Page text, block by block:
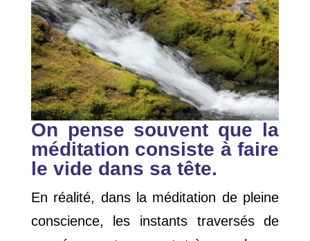
On pense souvent que la
méditation consiste à faire
le vide dans sa tête.
En réalité, dans la méditation de pleine
conscience, les instants traversés de